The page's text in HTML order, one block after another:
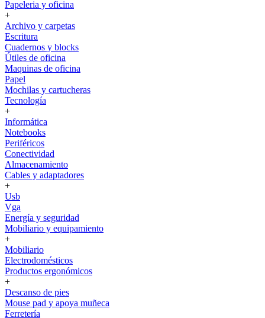
Papeleria y oficina
+
Archivo y carpetas
Escritura
Cuadernos y blocks
Útiles de oficina
Maquinas de oficina
Papel
Mochilas y cartucheras
Tecnología
+
Informática
Notebooks
Periféricos
Conectividad
Almacenamiento
Cables y adaptadores
+
Usb
Vga
Energía y seguridad
Mobiliario y equipamiento
+
Mobiliario
Electrodomésticos
Productos ergonómicos
+
Descanso de pies
Mouse pad y apoya muñeca
Ferretería